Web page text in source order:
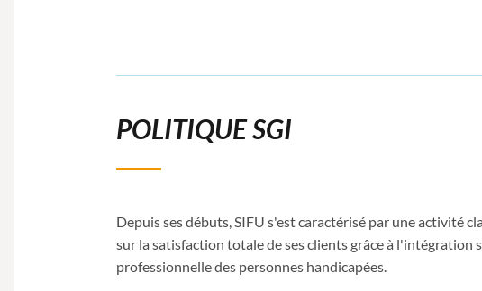
POLITIQUE SGI
Depuis ses débuts, SIFU s'est caractérisé par une activité
sur la satisfaction totale de ses clients grâce à l'intégration
professionnelle des personnes handicapées.